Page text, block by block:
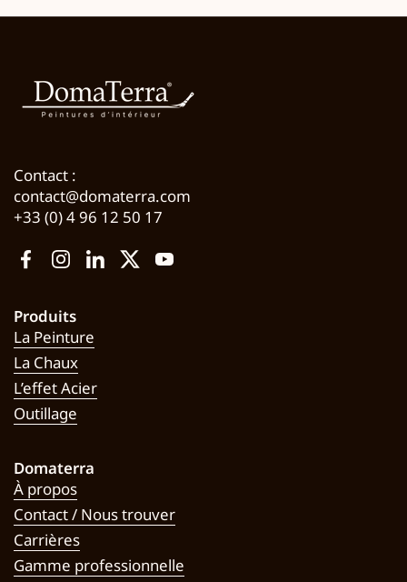
Contact :
contact@domaterra.com
+33 (0) 4 96 12 50 17
FacebookInstagram
LinkedIn
TwitterYouTube
Produits
La Peinture
La Chaux
L’effet Acier
Outillage
Domaterra
À propos
Contact / Nous trouver
Carrières
Gamme professionnelle